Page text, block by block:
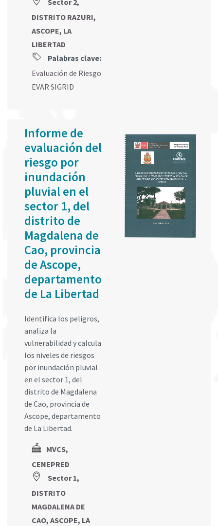
Sector 2,
DISTRITO RAZURI,
ASCOPE, LA
LIBERTAD
Palabras clave:
Evaluación de Riesgo
EVAR SIGRID
Informe de
evaluación del
riesgo por
inundación
pluvial en el
sector 1, del
distrito de
Magdalena de
Cao, provincia
de Ascope,
departamento
de La Libertad
Identifica los peligros,
analiza la
vulnerabilidad y calcula
los niveles de riesgos
por inundación pluvial
en el sector 1, del
distrito de Magdalena
de Cao, provincia de
Ascope, departamento
de La Libertad.
MVCS,
CENEPRED
Sector 1,
DISTRITO
MAGDALENA DE
CAO, ASCOPE, LA